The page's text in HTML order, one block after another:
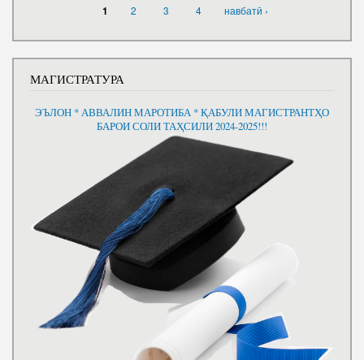
1 2 3 4 навбатӣ ›
МАГИСТРАТУРА
ЭЪЛОН * АВВАЛИН МАРОТИБА * ҚАБУЛИ МАГИСТРАНТҲО
БАРОИ СОЛИ ТАҲСИЛИ 2024-2025!!!